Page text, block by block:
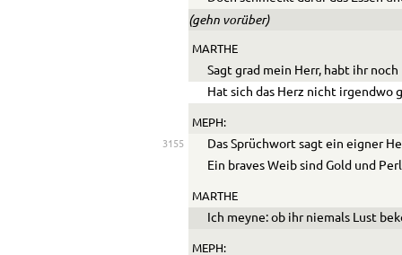
(gehn vorüber)
MARTHE
Sagt grad mein Herr, habt ihr
Hat sich das Herz nicht irgendwo
MEPH:
3155
Das Sprüchwort sagt ein eigner
Ein braves Weib sind Gold und
MARTHE
Ich meyne: ob ihr niemals Lust
MEPH: